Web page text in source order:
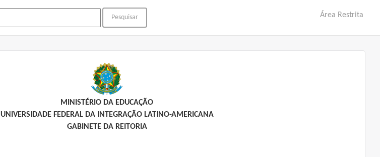
Área Restrita
MINISTÉRIO DA EDUCAÇÃO
UNIVERSIDADE FEDERAL DA INTEGRAÇÃO LATINO-AMERICANA
GABINETE DA REITORIA